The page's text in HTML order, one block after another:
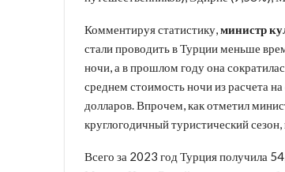
Комментируя статистику,министр
стали проводить в Турции меньше
ночи, а в прошлом году она
среднем стоимость ночи из расчета
долларов. Впрочем, как отметил
круглогодичный туристический
Всего за 2023 год Турция получила